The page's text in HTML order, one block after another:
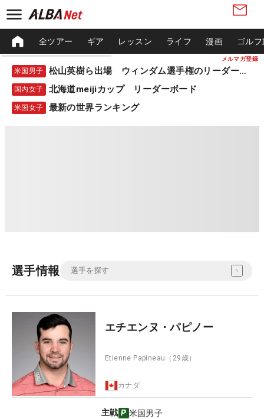
メルマガ登録
全ツアー ギア レッスン ライフ 漫画 ゴル
米国男子 松山英樹ら出場 ウィンダム選手権のリーダーボード
国内女子 北海道meijiカップ リーダーボード
米国女子 最新の世界ランキング
選手情報
エチエンヌ・パピノー
Etienne Papineau （29歳）
カナダ
主戦 米国男子